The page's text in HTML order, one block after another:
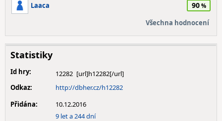
Laaca 90
Všechna hodnocení
Statistiky
Id hry:
12282
Odkaz:
http://dbher.cz/h12282
Přidána:
10.12.2016
9 let a 244 dní